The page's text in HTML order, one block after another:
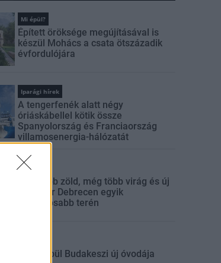
Mi épül?
Épített öröksége megújításával is
készül Mohács a csata ötszázadik
évfordulójára
Iparági hírek
A tengerfenék alatt négy
óriáskábellel kötik össze
Spanyolország és Franciaország
villamosenergia-hálózatát
Mi épül?
Még több zöld, még több virág és új
játszótér Debrecen egyik
legfontosabb terén
Fából épül Budakeszi új óvodája